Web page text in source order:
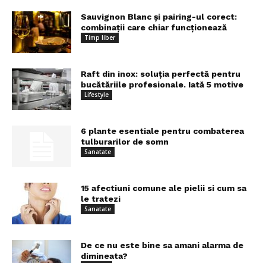
Sauvignon Blanc și pairing-ul corect:
combinații care chiar funcționează
Timp liber
Raft din inox: soluția perfectă pentru
bucătăriile profesionale. Iată 5 motive
Lifestyle
6 plante esentiale pentru combaterea
tulburarilor de somn
Sanatate
15 afectiuni comune ale pielii si cum sa
le tratezi
Sanatate
De ce nu este bine sa amani alarma de
dimineata?